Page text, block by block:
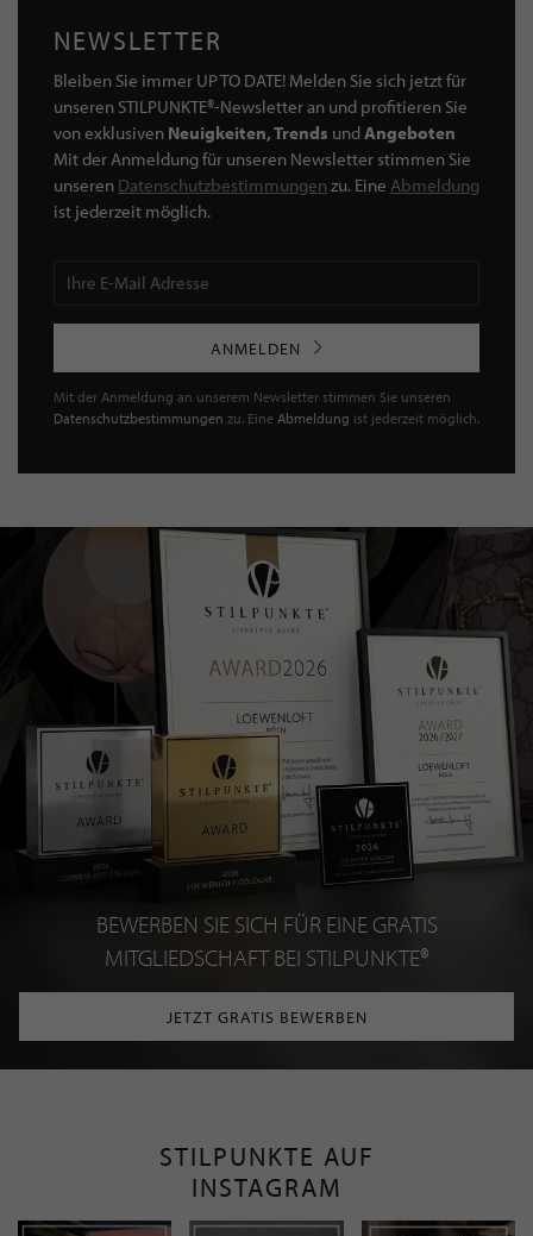
NEWSLETTER
Bleiben Sie immer UP TO DATE! Melden Sie sich jetzt für
unseren STILPUNKTE®-Newsletter an und profitieren Sie
von exklusiven Neuigkeiten, Trends undAngeboten
Mit der Anmeldung für unseren Newsletter stimmen Sie
unseren Datenschutzbestimmungen zu. Eine Abmeldung
ist jederzeit möglich.
ANMELDEN
Mit der Anmeldung an unserem Newsletter stimmen Sie unseren
Datenschutzbestimmungen zu. Eine Abmeldung ist jederzeit möglich.
BEWERBEN SIE SICH FÜR EINE GRATIS
MITGLIEDSCHAFT BEI STILPUNKTE®
JETZT GRATIS BEWERBEN
STILPUNKTE AUF
INSTAGRAM